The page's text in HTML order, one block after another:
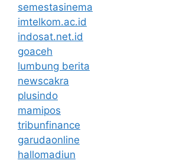
semestasinema
imtelkom.ac.id
indosat.net.id
goaceh
lumbung berita
newscakra
plusindo
mamipos
tribunfinance
garudaonline
hallomadiun